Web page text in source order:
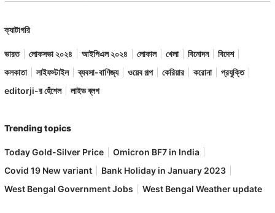
ক্যাটাগরি
ভারত লোকসভা ২০২৪ আইপিএল ২০২৪ লোকাল খেলা বিনোদন
বিদেশ
কলকাতা
লাইফস্টাইল ব্যবসা-বাণিজ্য ওয়েব গল্প কেরিয়ার করোনা
প্রযুক্তি
editorji-র হেঁশেল
লাইভ ব্লগ
Trending topics
Today Gold-Silver Price
Omicron BF7 in India
Covid 19 New variant
Bank Holiday in January 2023
West Bengal Government Jobs
West Bengal Weather update